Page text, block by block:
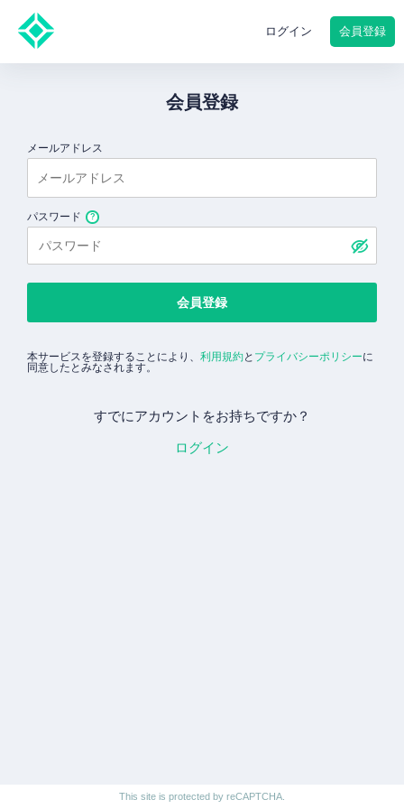
ログイン 会員登録
会員登録
メールアドレス
パスワード
会員登録
本サービスを登録することにより、 利用規約と プライバシーポリシーに
同意したとみなされます。
すでにアカウントをお持ちですか？
ログイン
This site is protected by reCAPTCHA.